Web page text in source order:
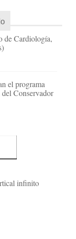
de Cardiología,
el programa
Conservador
infinito